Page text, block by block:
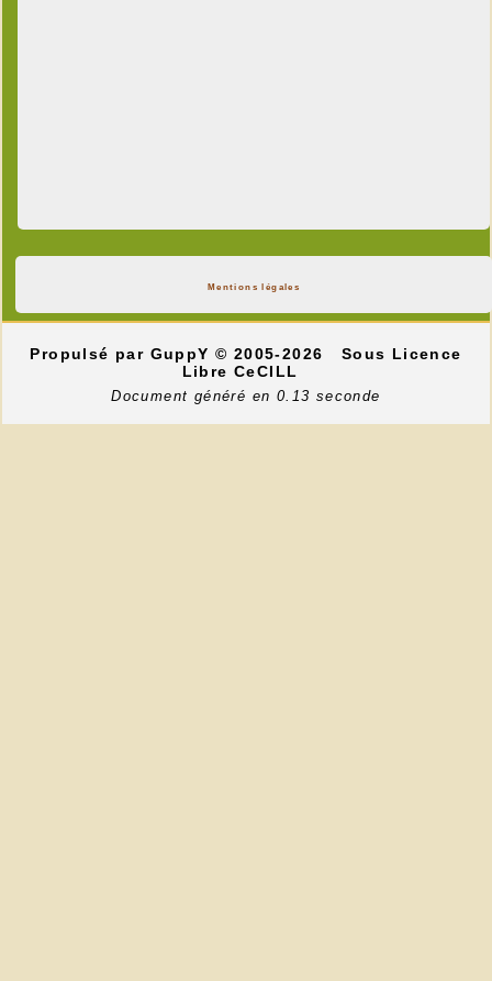
Mentions légales
Propulsé par GuppY© 2005-2026
Sous Licence
Libre CeCILL
Document généré en 0.13 seconde